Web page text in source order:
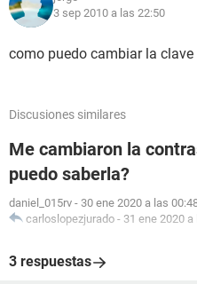
3 sep 2010 a las 22:50
como puedo cambiar la
Discusiones similares
Me cambiaron la
puedo saberla?
daniel_015rv - 30 ene 2020 a las
carloslopezjurado - 31 ene 2020 a
3 respuestas